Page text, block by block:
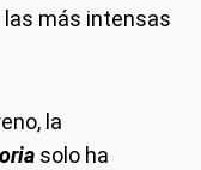
más intensas
la
solo ha